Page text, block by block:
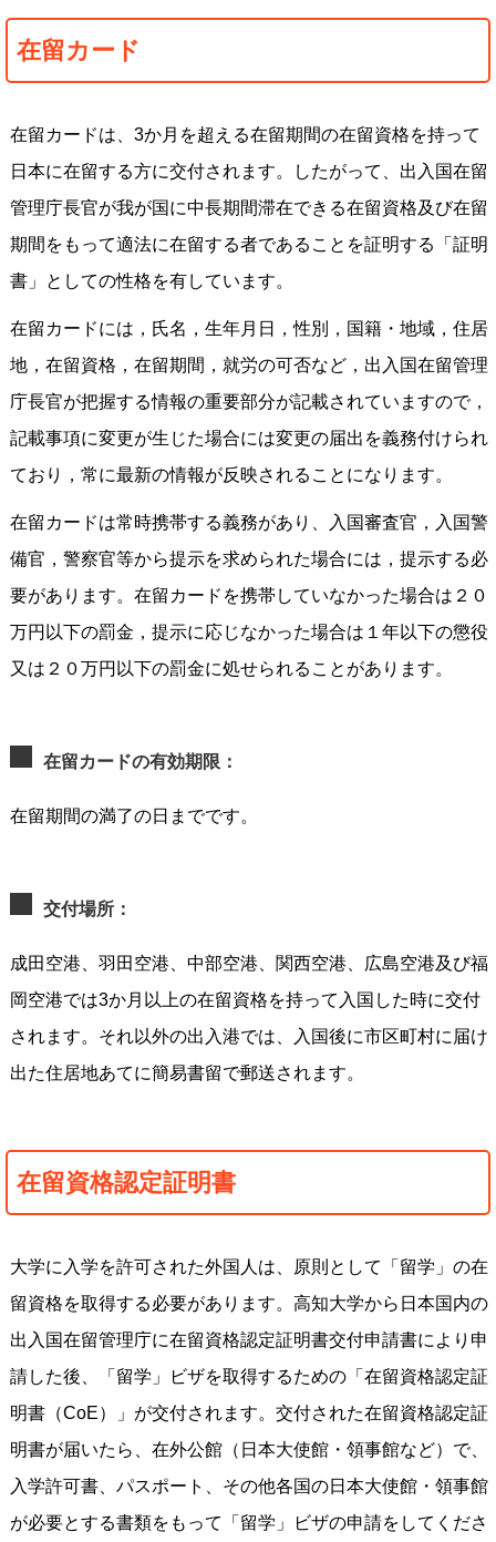
在留カード
在留カードは、3か月を超える在留期間の在留資格を持って
日本に在留する方に交付されます。したがって、出入国在留
管理庁長官が我が国に中長期間滞在できる在留資格及び在留
期間をもって適法に在留する者であることを証明する「証明
書」としての性格を有しています。
在留カードには，氏名，生年月日，性別，国籍・地域，住居
地，在留資格，在留期間，就労の可否など，出入国在留管理
庁長官が把握する情報の重要部分が記載されていますので，
記載事項に変更が生じた場合には変更の届出を義務付けられ
ており，常に最新の情報が反映されることになります。
在留カードは常時携帯する義務があり、入国審査官，入国警
備官，警察官等から提示を求められた場合には，提示する必
要があります。在留カードを携帯していなかった場合は２０
万円以下の罰金，提示に応じなかった場合は１年以下の懲役
又は２０万円以下の罰金に処せられることがあります。
在留カードの有効期限：
在留期間の満了の日までです。
交付場所：
成田空港、羽田空港、中部空港、関西空港、広島空港及び福
岡空港では3か月以上の在留資格を持って入国した時に交付
されます。それ以外の出入港では、入国後に市区町村に届け
出た住居地あてに簡易書留で郵送されます。
在留資格認定証明書
大学に入学を許可された外国人は、原則として「留学」の在
留資格を取得する必要があります。高知大学から日本国内の
出入国在留管理庁に在留資格認定証明書交付申請書により申
請した後、「留学」ビザを取得するための「在留資格認定証
明書（CoE）」が交付されます。交付された在留資格認定証
明書が届いたら、在外公館（日本大使館・領事館など）で、
入学許可書、パスポート、その他各国の日本大使館・領事館
が必要とする書類をもって「留学」ビザの申請をしてくださ